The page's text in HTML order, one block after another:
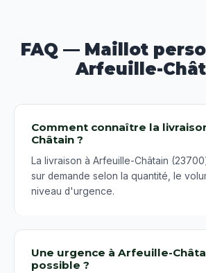
FAQ — Maillot
Arfeuille-
Comment connaître la
Châtain ?
La livraison à Arfeuille-Châtain
sur demande selon la quantité, le
niveau d'urgence.
Une urgence à Arfeuille-
possible ?